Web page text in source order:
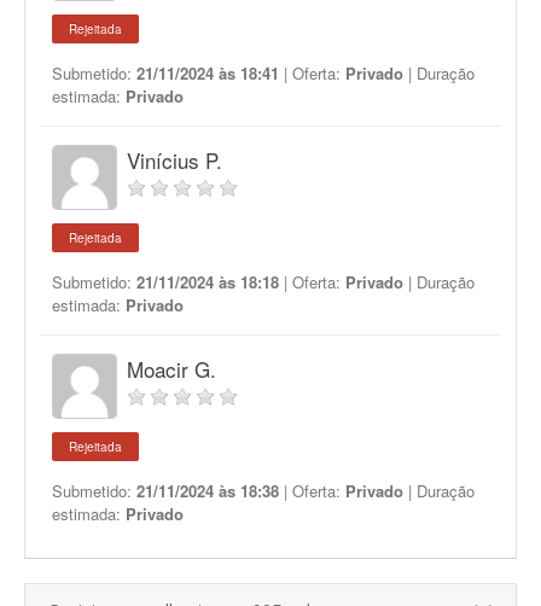
Rejeitada
Submetido: 21/11/2024 às 18:41 | Oferta: Privado | Duração
estimada: Privado
Vinícius P.
Rejeitada
Submetido: 21/11/2024 às 18:18 | Oferta: Privado | Duração
estimada: Privado
Moacir G.
Rejeitada
Submetido: 21/11/2024 às 18:38 | Oferta: Privado | Duração
estimada: Privado